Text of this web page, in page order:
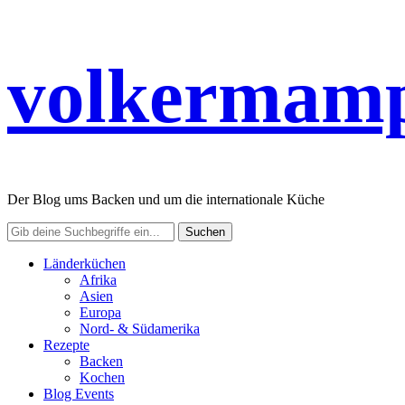
Der Blog ums Backen und um die internationale Küche
Länderküchen
Afrika
Asien
Europa
Nord- & Südamerika
Rezepte
Backen
Kochen
Blog Events